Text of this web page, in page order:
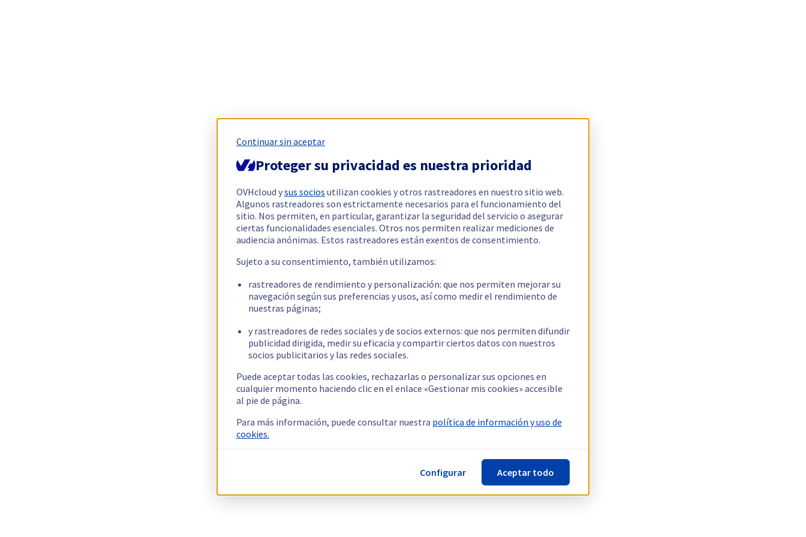
Continuar sin aceptar
Proteger su privacidad es nuestra prioridad
OVHcloud ysus socios utilizan cookies y otros rastreadores en nuestro sitio web.
Algunos rastreadores son estrictamente necesarios para el funcionamiento del
sitio. Nos permiten, en particular, garantizar la seguridad del servicio o asegurar
ciertas funcionalidades esenciales. Otros nos permiten realizar mediciones de
audiencia anónimas. Estos rastreadores están exentos de consentimiento.
Sujeto a su consentimiento, también utilizamos:
rastreadores de rendimiento y personalización: que nos permiten mejorar su
navegación según sus preferencias y usos, así como medir el rendimiento de
nuestras páginas;
y rastreadores de redes sociales y de socios externos: que nos permiten difundir
publicidad dirigida, medir su eficacia y compartir ciertos datos con nuestros
socios publicitarios y las redes sociales.
Puede aceptar todas las cookies, rechazarlas o personalizar sus opciones en
cualquier momento haciendo clic en el enlace «Gestionar mis cookies» accesible
al pie de página.
Para más información, puede consultar nuestra política de información y uso de
cookies.
Configurar Aceptar todo